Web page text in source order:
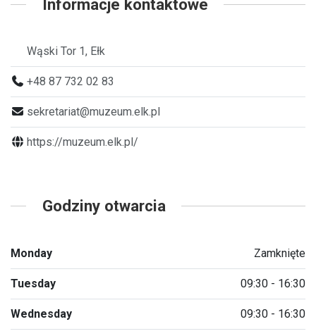
Informacje kontaktowe
Wąski Tor 1, Ełk
+48 87 732 02 83
sekretariat@muzeum.elk.pl
https://muzeum.elk.pl/
Godziny otwarcia
Monday Zamknięte
Tuesday 09:30 - 16:30
Wednesday 09:30 - 16:30